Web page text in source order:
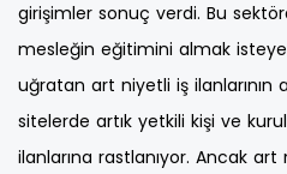
girişimler sonuç verdi. Bu
mesleğin eğitimini almak
uğratan art niyetli iş ilanlarının
sitelerde artık yetkili kişi ve
ilanlarına rastlanıyor. Ancak art